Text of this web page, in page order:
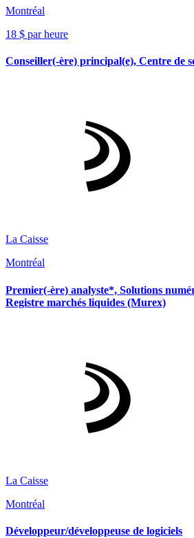
Montréal
18 $ par heure
Conseiller(-ère) principal(e), Centre de
La Caisse
Montréal
Premier(-ère) analyste*, Solutions
Registre marchés liquides (Murex)
La Caisse
Montréal
Développeur/développeuse de logiciels